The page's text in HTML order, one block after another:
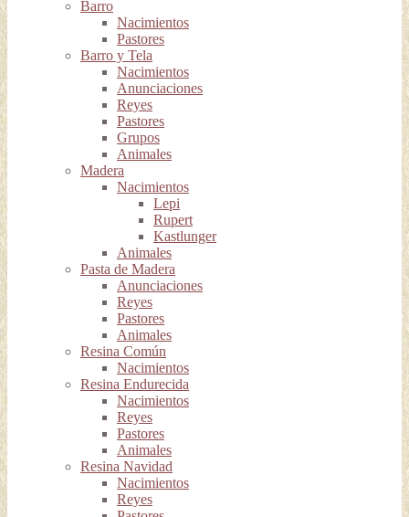
Barro
Nacimientos
Pastores
Barro y Tela
Nacimientos
Anunciaciones
Reyes
Pastores
Grupos
Animales
Madera
Nacimientos
Lepi
Rupert
Kastlunger
Animales
Pasta de Madera
Anunciaciones
Reyes
Pastores
Animales
Resina Común
Nacimientos
Resina Endurecida
Nacimientos
Reyes
Pastores
Animales
Resina Navidad
Nacimientos
Reyes